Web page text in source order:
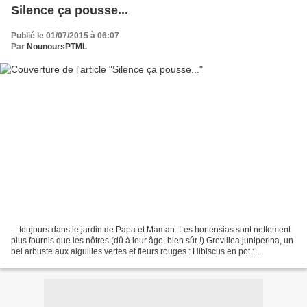
Silence ça pousse...
Publié le 01/07/2015 à 06:07
Par NounoursPTML
... toujours dans le jardin de Papa et Maman. Les hortensias sont nettement
plus fournis que les nôtres (dû à leur âge, bien sûr !) Grevillea juniperina, un
bel arbuste aux aiguilles vertes et fleurs rouges : Hibiscus en pot :